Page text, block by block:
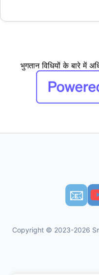
भुगतान विधियों के बारे में
📧︎
Copyright © 2023-2026